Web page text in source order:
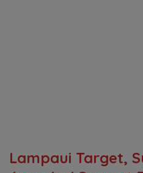
Lampaui Target,